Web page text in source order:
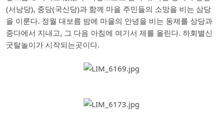
(서낭당), 중당(국신당)과 함께 마을 주민들의 소망을 비는 삼당
을 이룬다. 정월 대보름 밤에 마을의 안녕을 비는 동제를 상당과
중다에서 지내고, 그 다음 아침에 여기서 제를 올린다. 하회별신
굿탈놀이가 시작되는곳이다.